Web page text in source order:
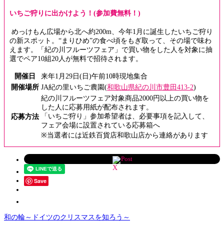
いちご狩りに出かけよう！(参加費無料！)
めっけもん広場から北へ約200m、今年1月に誕生したいちご狩り
の新スポット。“まりひめ”の食べ頃をもぎ取って、その場で味わ
えます。「紀の川フルーツフェア」で買い物をした人を対象に抽
選でペア10組20人が無料で招待されます。
開催日
来年1月29日(日)午前10時現地集合
開催場所 JA紀の里いちご農園(和歌山県紀の川市豊田413-2)
応募方法
紀の川フルーツフェア対象商品2000円以上の買い物を
した人に応募用紙が配布されます。
「いちご狩り」参加希望者は、必要事項を記入して、
フェア会場に設置されている応募箱へ
※当選者には近鉄百貨店和歌山店から連絡があります
Post
Save
和の輪～ドイツのクリスマスを知ろう～